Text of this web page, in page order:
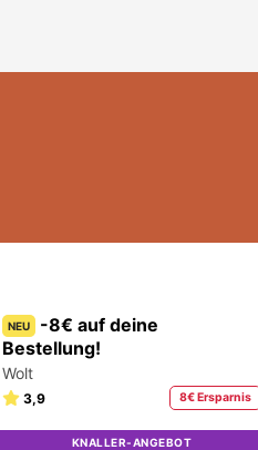
NEU
-8€ auf deine
Bestellung!
Wolt
3,9 8€ Ersparnis
TOP
KNALLER-ANGEBOT